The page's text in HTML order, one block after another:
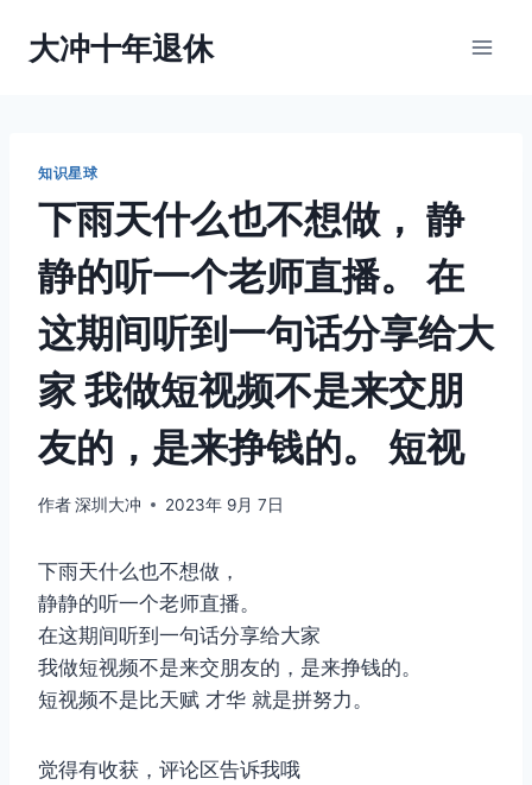
大冲十年退休
知识星球
下雨天什么也不想做， 静
静的听一个老师直播。 在
这期间听到一句话分享给大
家 我做短视频不是来交朋
友的，是来挣钱的。 短视
作者深圳大冲 2023年 9月 7日
下雨天什么也不想做，
静静的听一个老师直播。
在这期间听到一句话分享给大家
我做短视频不是来交朋友的，是来挣钱的。
短视频不是比天赋 才华 就是拼努力。
觉得有收获，评论区告诉我哦